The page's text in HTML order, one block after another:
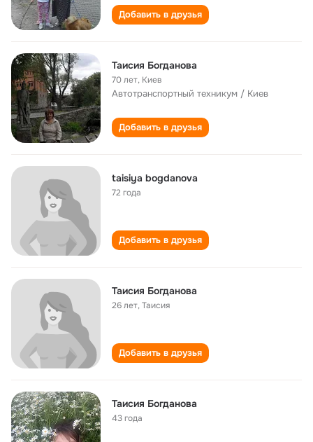
Добавить в друзья
Таисия Богданова
70 лет, Киев
Автотранспортный техникум / Киев
Добавить в друзья
taisiya bogdanova
72 года
Добавить в друзья
Таисия Богданова
26 лет,Таисия
Добавить в друзья
Таисия Богданова
43 года